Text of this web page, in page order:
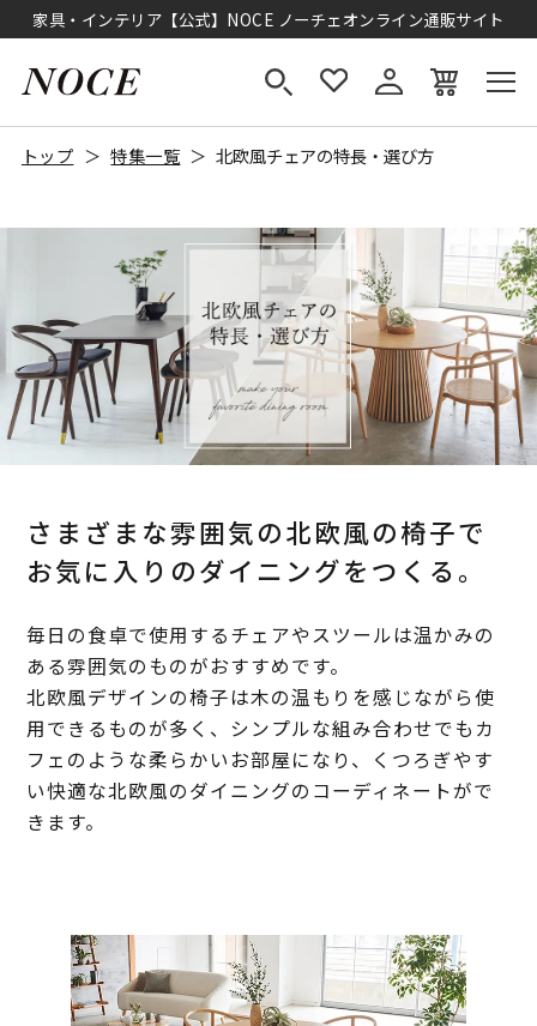
家具・インテリア【公式】NOCE ノーチェオンライン通販サイト
トップ 特集一覧 北欧風チェアの特長・選び方
さまざまな雰囲気の北欧風の椅子で
お気に入りのダイニングをつくる。
毎日の食卓で使用するチェアやスツールは温かみの
ある雰囲気のものがおすすめです。
北欧風デザインの椅子は木の温もりを感じながら使
用できるものが多く、シンプルな組み合わせでもカ
フェのような柔らかいお部屋になり、くつろぎやす
い快適な北欧風のダイニングのコーディネートがで
きます。